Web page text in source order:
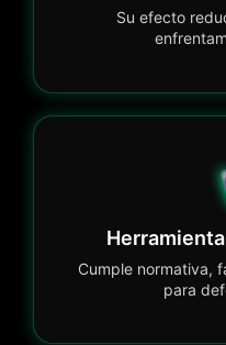
Su efecto
Cumple normativa,
para